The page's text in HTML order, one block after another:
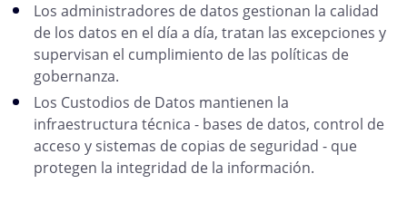
Los administradores de datos gestionan la calidad
de los datos en el día a día, tratan las excepciones y
supervisan el cumplimiento de las políticas de
gobernanza.
Los Custodios de Datos mantienen la
infraestructura técnica - bases de datos, control de
acceso y sistemas de copias de seguridad - que
protegen la integridad de la información.